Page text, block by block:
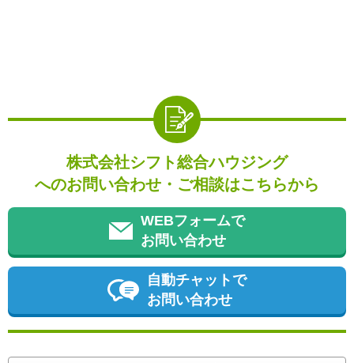
株式会社シフト総合ハウジング
へのお問い合わせ・ご相談はこちらから
WEBフォームで
お問い合わせ
自動チャットで
お問い合わせ